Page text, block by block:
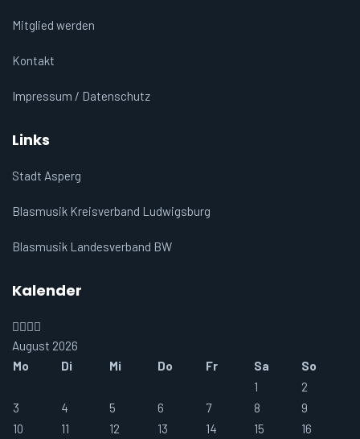
Mitglied werden
Kontakt
Impressum / Datenschutz
Links
Stadt Asperg
Blasmusik Kreisverband Ludwigsburg
Blasmusik Landesverband BW
Kalender
August 2026
Mo
Di Mi Do Fr Sa
So
1
2
3
4 5 6 7 8
9
10
11 12 13 14 15 16